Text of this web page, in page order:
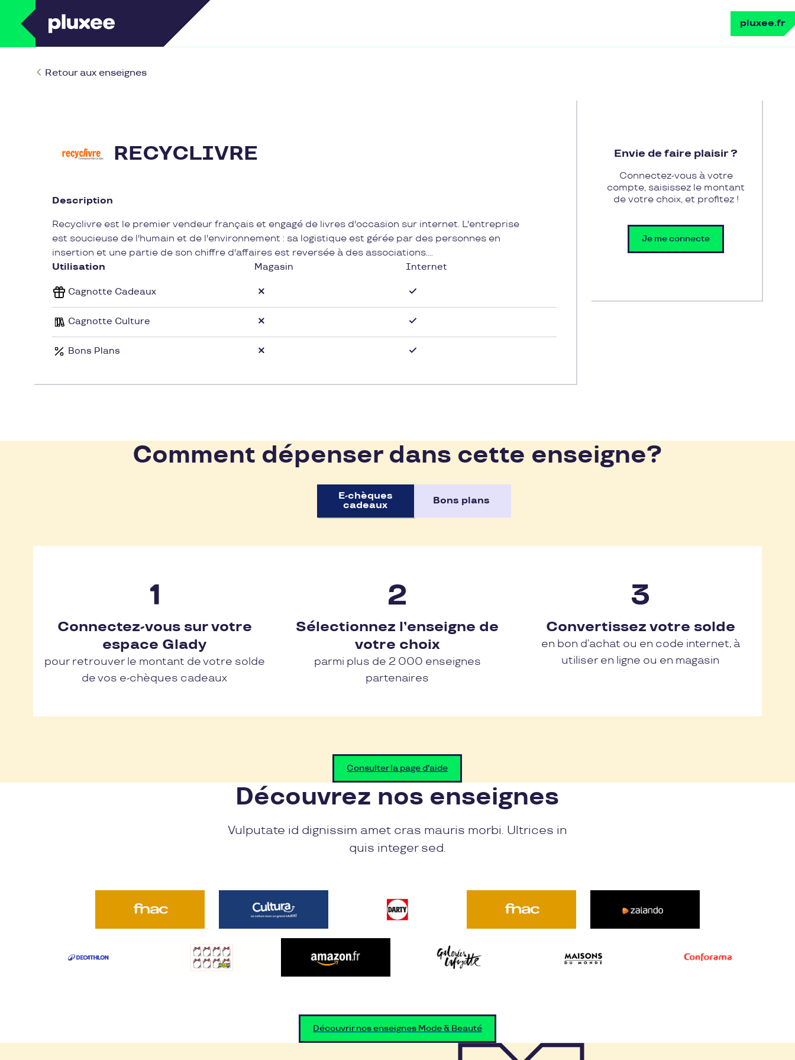
pluxee.fr
Retour aux enseignes
RECYCLIVRE
Description
Recyclivre est le premier vendeur français et engagé de livres d'occasion sur internet. L'entreprise
est soucieuse de l'humain et de l'environnement : sa logistique est gérée par des personnes en
insertion et une partie de son chiffre d'affaires est reversée à des associations.
```
```
Utilisation Magasin Internet
Cagnotte Cadeaux
Cagnotte Culture
Bons Plans
Envie de faire plaisir ?
Connectez-vous à votre
compte, saisissez le montant
de votre choix, et profitez !
Je me connecte
Comment dépenser dans cette enseigne?
E-chèques
cadeaux
Bons plans
Connectez-vous sur votre
espace Glady
pour retrouver le montant de votre solde
de vos e-chèques cadeaux
Sélectionnez l’enseigne de
votre choix
parmi plus de 2 000 enseignes
partenaires
Convertissez votre solde
en bon d’achat ou en code internet, à
utiliser en ligne ou en magasin
Consulter la page d'aide
Découvrez nos enseignes
Vulputate id dignissim amet cras mauris morbi. Ultrices in
quis integer sed.
Découvrir nos enseignes Mode & Beauté